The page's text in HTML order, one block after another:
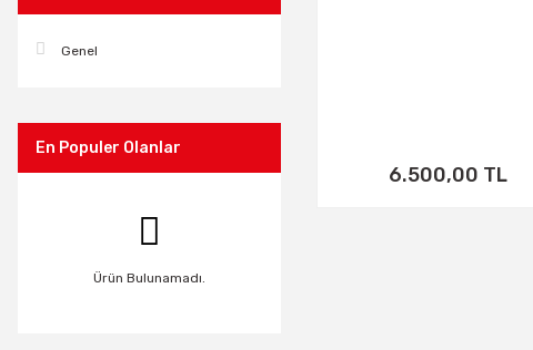
Genel
En Populer Olanlar
Ürün Bulunamadı.
6.500,00 TL